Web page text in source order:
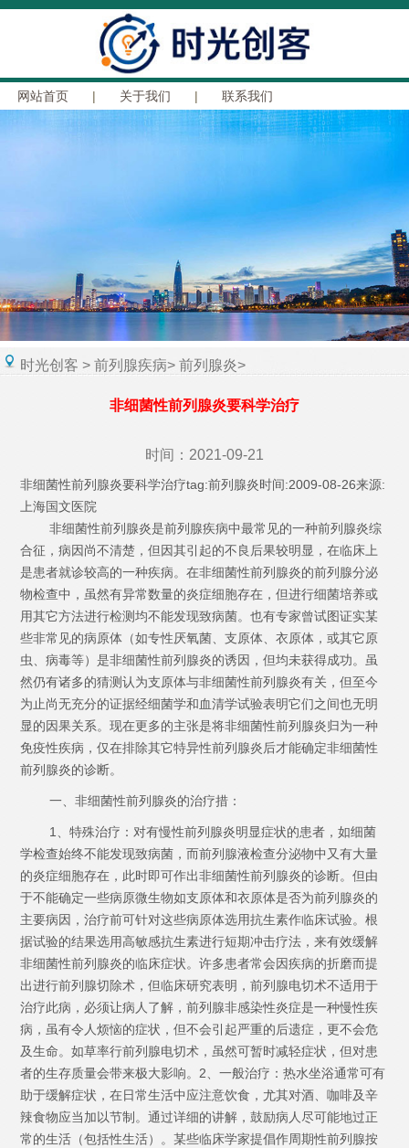
网站首页 | 关于我们 | 联系我们
时光创客 >前列腺疾病>前列腺炎>
非细菌性前列腺炎要科学治疗
时间：2021-09-21
非细菌性前列腺炎要科学治疗tag:前列腺炎时间:2009-08-26来源:
上海国文医院
非细菌性前列腺炎是前列腺疾病中最常见的一种前列腺炎综
合征，病因尚不清楚，但因其引起的不良后果较明显，在临床上
是患者就诊较高的一种疾病。在非细菌性前列腺炎的前列腺分泌
物检查中，虽然有异常数量的炎症细胞存在，但进行细菌培养或
用其它方法进行检测均不能发现致病菌。也有专家曾试图证实某
些非常见的病原体（如专性厌氧菌、支原体、衣原体，或其它原
虫、病毒等）是非细菌性前列腺炎的诱因，但均未获得成功。虽
然仍有诸多的猜测认为支原体与非细菌性前列腺炎有关，但至今
为止尚无充分的证据经细菌学和血清学试验表明它们之间也无明
显的因果关系。现在更多的主张是将非细菌性前列腺炎归为一种
免疫性疾病，仅在排除其它特异性前列腺炎后才能确定非细菌性
前列腺炎的诊断。
一、非细菌性前列腺炎的治疗措：
1、特殊治疗：对有慢性前列腺炎明显症状的患者，如细菌
学检查始终不能发现致病菌，而前列腺液检查分泌物中又有大量
的炎症细胞存在，此时即可作出非细菌性前列腺炎的诊断。但由
于不能确定一些病原微生物如支原体和衣原体是否为前列腺炎的
主要病因，治疗前可针对这些病原体选用抗生素作临床试验。根
据试验的结果选用高敏感抗生素进行短期冲击疗法，来有效缓解
非细菌性前列腺炎的临床症状。许多患者常会因疾病的折磨而提
出进行前列腺切除术，但临床研究表明，前列腺电切术不适用于
治疗此病，必须让病人了解，前列腺非感染性炎症是一种慢性疾
病，虽有令人烦恼的症状，但不会引起严重的后遗症，更不会危
及生命。如草率行前列腺电切术，虽然可暂时减轻症状，但对患
者的生存质量会带来极大影响。2、一般治疗：热水坐浴通常可有
助于缓解症状，在日常生活中应注意饮食，尤其对酒、咖啡及辛
辣食物应当加以节制。通过详细的讲解，鼓励病人尽可能地过正
常的生活（包括性生活）。某些临床学家提倡作周期性前列腺按